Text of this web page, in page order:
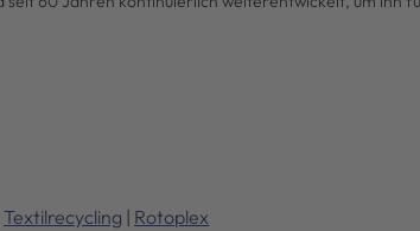
Textilrecycling | Rotoplex